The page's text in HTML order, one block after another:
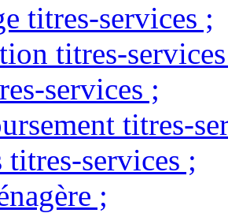
titres-services ;
titres-services
services ;
titres-
titres-services ;
;